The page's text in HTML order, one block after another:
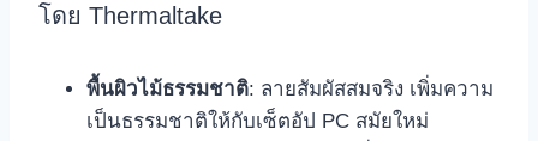
โดย Thermaltake
พื้นผิวไม้ธรรมชาติ: ลายสัมผัสสมจริง เพิ่มความ
เป็นธรรมชาติให้กับเซ็ตอัป PC สมัยใหม่